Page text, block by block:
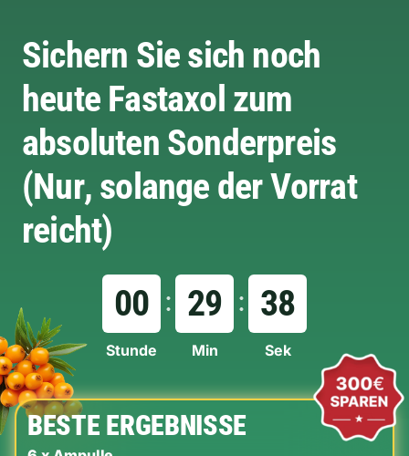
Sichern Sie sich noch
heute Fastaxol zum
absoluten Sonderpreis
(Nur, solange der Vorrat
reicht)
00
29 38
Stunde Min Sek
BESTE ERGEBNISSE